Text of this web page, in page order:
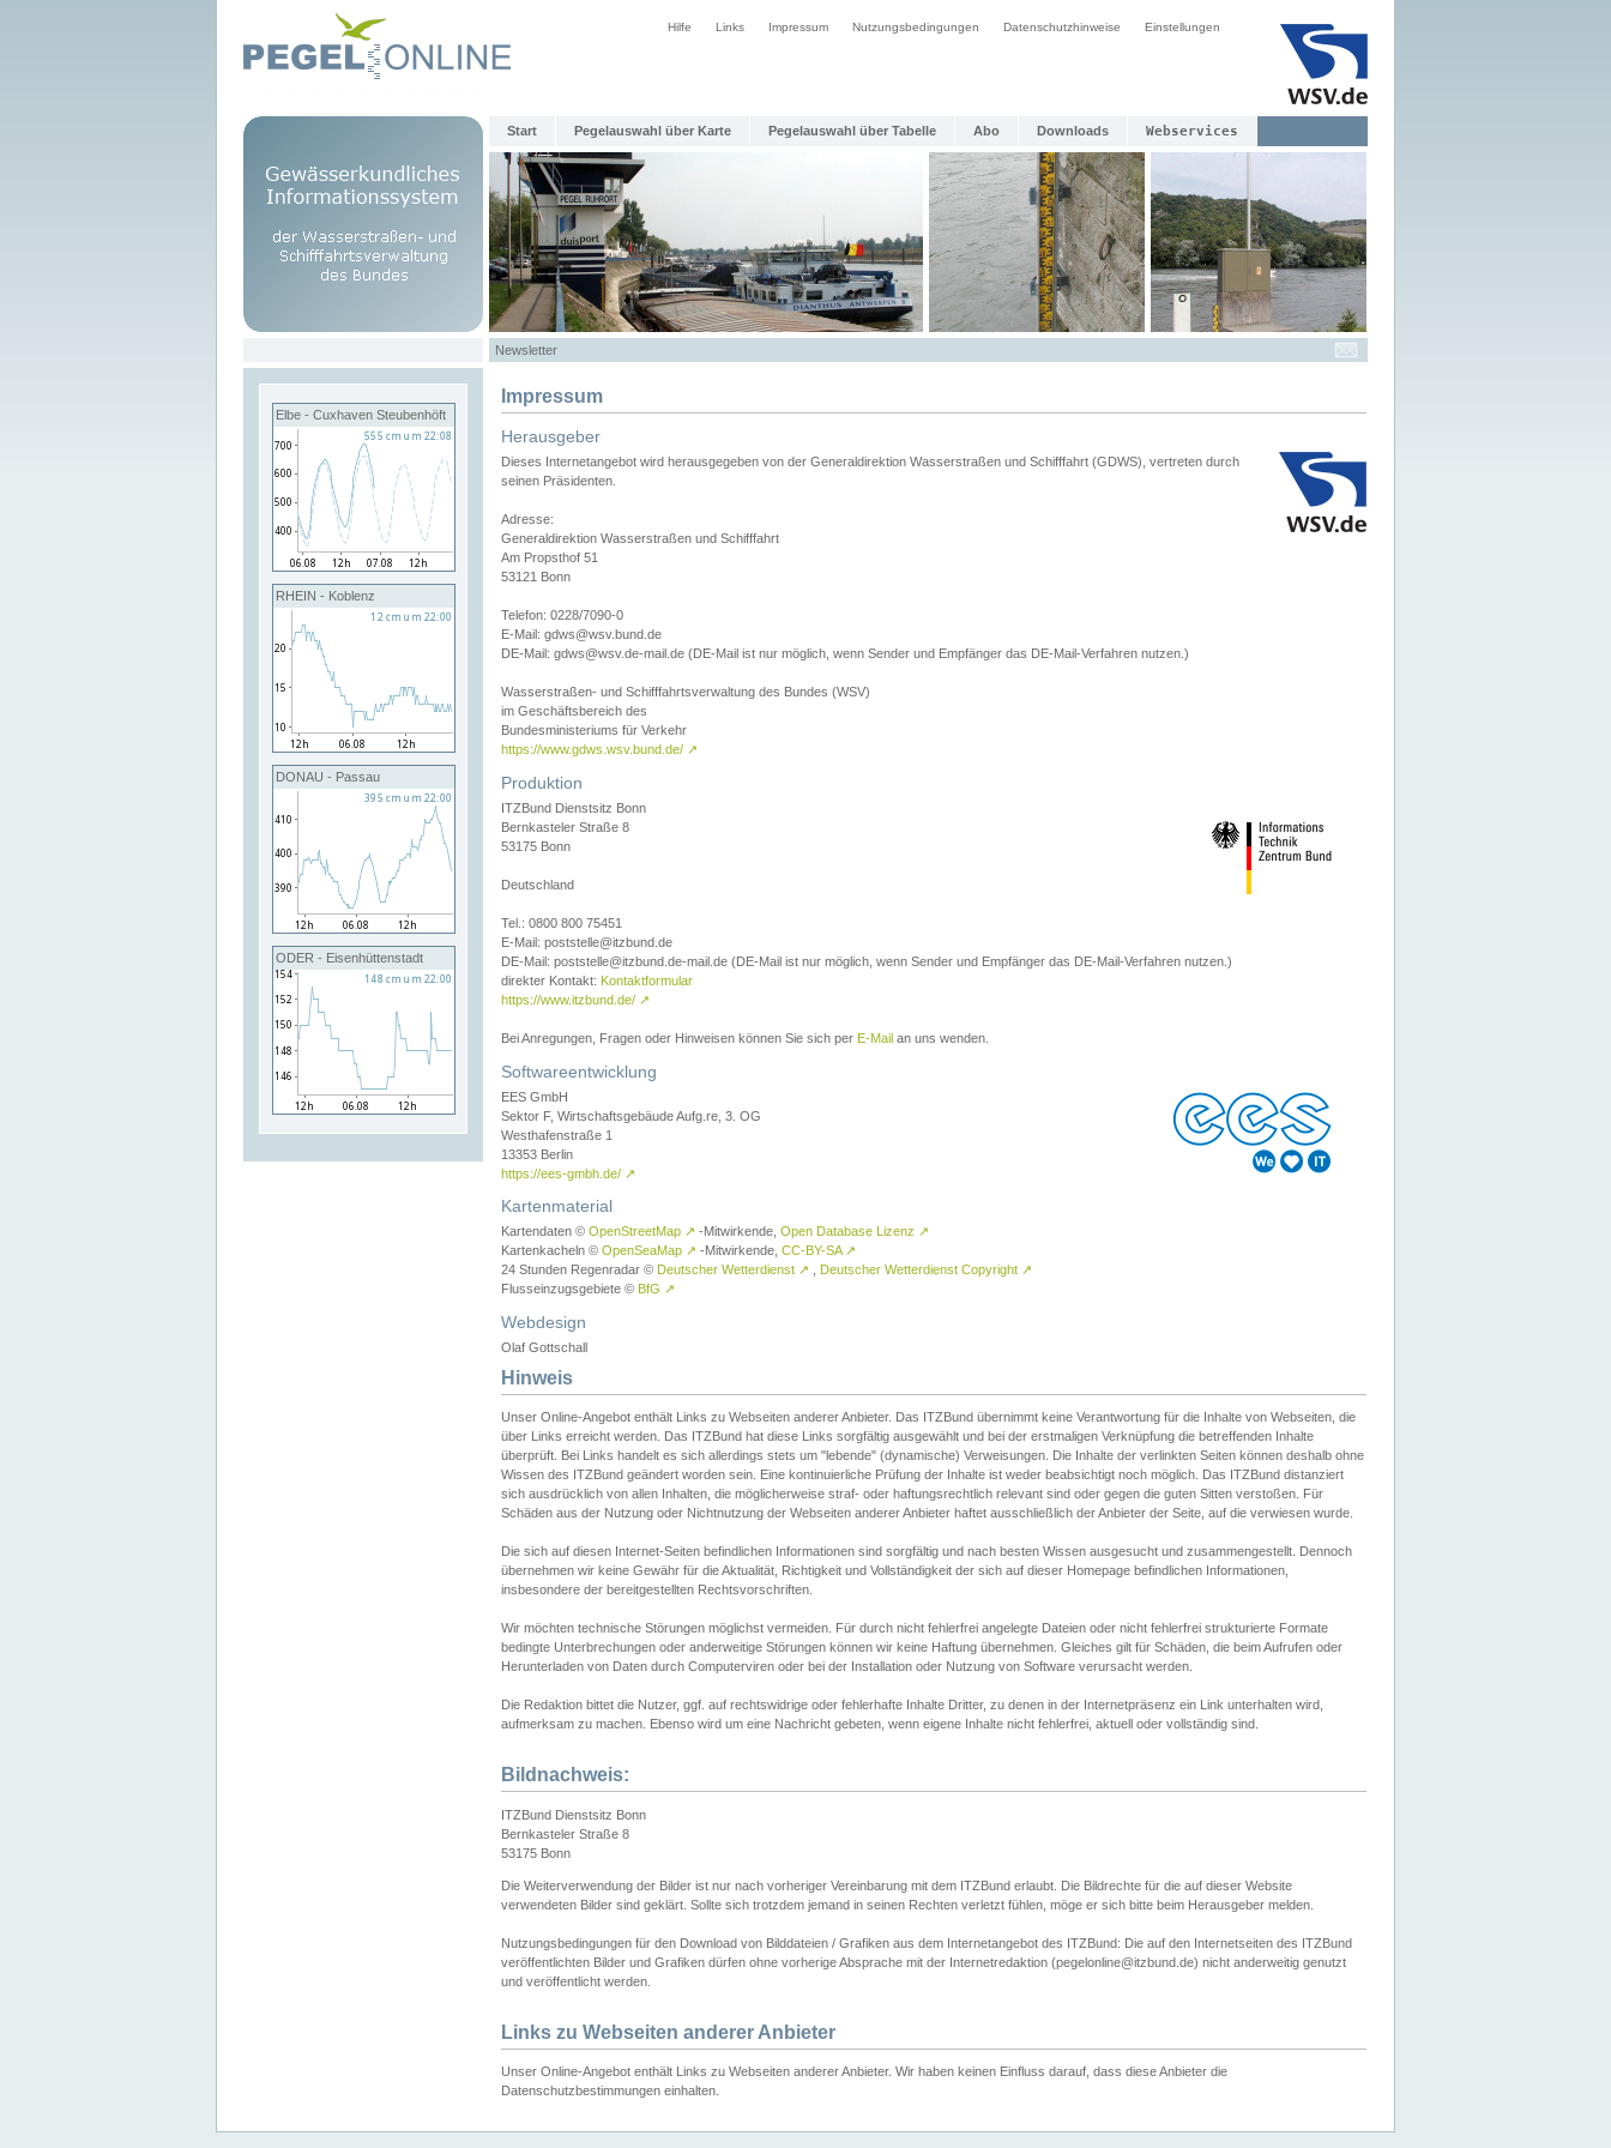
Hilfe Links Impressum Nutzungsbedingungen Datenschutzhinweise Einstellungen
Start Pegelauswahl über Karte Pegelauswahl über Tabelle Abo Downloads Webservices
Newsletter
Elbe - Cuxhaven Steubenhöft
RHEIN - Koblenz
DONAU - Passau
ODER - Eisenhüttenstadt
Impressum
Herausgeber
Dieses Internetangebot wird herausgegeben von der Generaldirektion Wasserstraßen und Schifffahrt (GDWS), vertreten durch
seinen Präsidenten.
Adresse:
Generaldirektion Wasserstraßen und Schifffahrt
Am Propsthof 51
53121 Bonn
Telefon: 0228/7090-0
E-Mail: gdws@wsv.bund.de
DE-Mail: gdws@wsv.de-mail.de (DE-Mail ist nur möglich, wenn Sender und Empfänger das DE-Mail-Verfahren nutzen.)
Wasserstraßen- und Schifffahrtsverwaltung des Bundes (WSV)
im Geschäftsbereich des
Bundesministeriums für Verkehr
https://www.gdws.wsv.bund.de/ ↗
Produktion
ITZBund Dienstsitz Bonn
Bernkasteler Straße 8
53175 Bonn
Deutschland
Tel.: 0800 800 75451
E-Mail: poststelle@itzbund.de
DE-Mail: poststelle@itzbund.de-mail.de (DE-Mail ist nur möglich, wenn Sender und Empfänger das DE-Mail-Verfahren nutzen.)
direkter Kontakt: Kontaktformular
https://www.itzbund.de/ ↗
Bei Anregungen, Fragen oder Hinweisen können Sie sich per E-Mail an uns wenden.
Softwareentwicklung
EES GmbH
Sektor F, Wirtschaftsgebäude Aufg.re, 3. OG
Westhafenstraße 1
13353 Berlin
https://ees-gmbh.de/ ↗
Kartenmaterial
Kartendaten © OpenStreetMap ↗ -Mitwirkende, Open Database Lizenz ↗
Kartenkacheln © OpenSeaMap ↗ -Mitwirkende, CC-BY-SA ↗
24 Stunden Regenradar © Deutscher Wetterdienst ↗ Deutscher Wetterdienst Copyright ↗
Flusseinzugsgebiete © BfG ↗
Webdesign
Olaf Gottschall
Hinweis
Unser Online-Angebot enthält Links zu Webseiten anderer Anbieter. Das ITZBund übernimmt keine Verantwortung für die Inhalte von Webseiten, die
über Links erreicht werden. Das ITZBund hat diese Links sorgfältig ausgewählt und bei der erstmaligen Verknüpfung die betreffenden Inhalte
überprüft. Bei Links handelt es sich allerdings stets um "lebende" (dynamische) Verweisungen. Die Inhalte der verlinkten Seiten können deshalb ohne
Wissen des ITZBund geändert worden sein. Eine kontinuierliche Prüfung der Inhalte ist weder beabsichtigt noch möglich. Das ITZBund distanziert
sich ausdrücklich von allen Inhalten, die möglicherweise straf- oder haftungsrechtlich relevant sind oder gegen die guten Sitten verstoßen. Für
Schäden aus der Nutzung oder Nichtnutzung der Webseiten anderer Anbieter haftet ausschließlich der Anbieter der Seite, auf die verwiesen wurde.
Die sich auf diesen Internet-Seiten befindlichen Informationen sind sorgfältig und nach besten Wissen ausgesucht und zusammengestellt. Dennoch
übernehmen wir keine Gewähr für die Aktualität, Richtigkeit und Vollständigkeit der sich auf dieser Homepage befindlichen Informationen,
insbesondere der bereitgestellten Rechtsvorschriften.
Wir möchten technische Störungen möglichst vermeiden. Für durch nicht fehlerfrei angelegte Dateien oder nicht fehlerfrei strukturierte Formate
bedingte Unterbrechungen oder anderweitige Störungen können wir keine Haftung übernehmen. Gleiches gilt für Schäden, die beim Aufrufen oder
Herunterladen von Daten durch Computerviren oder bei der Installation oder Nutzung von Software verursacht werden.
Die Redaktion bittet die Nutzer, ggf. auf rechtswidrige oder fehlerhafte Inhalte Dritter, zu denen in der Internetpräsenz ein Link unterhalten wird,
aufmerksam zu machen. Ebenso wird um eine Nachricht gebeten, wenn eigene Inhalte nicht fehlerfrei, aktuell oder vollständig sind.
Bildnachweis:
ITZBund Dienstsitz Bonn
Bernkasteler Straße 8
53175 Bonn
Die Weiterverwendung der Bilder ist nur nach vorheriger Vereinbarung mit dem ITZBund erlaubt. Die Bildrechte für die auf dieser Website
verwendeten Bilder sind geklärt. Sollte sich trotzdem jemand in seinen Rechten verletzt fühlen, möge er sich bitte beim Herausgeber melden.
Nutzungsbedingungen für den Download von Bilddateien / Grafiken aus dem Internetangebot des ITZBund: Die auf den Internetseiten des ITZBund
veröffentlichten Bilder und Grafiken dürfen ohne vorherige Absprache mit der Internetredaktion (pegelonline@itzbund.de) nicht anderweitig genutzt
und veröffentlicht werden.
Links zu Webseiten anderer Anbieter
Unser Online-Angebot enthält Links zu Webseiten anderer Anbieter. Wir haben keinen Einfluss darauf, dass diese Anbieter die
Datenschutzbestimmungen einhalten.